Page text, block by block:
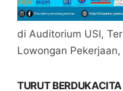
di Auditorium USI,
Lowongan
TURUT BERDUKACITA